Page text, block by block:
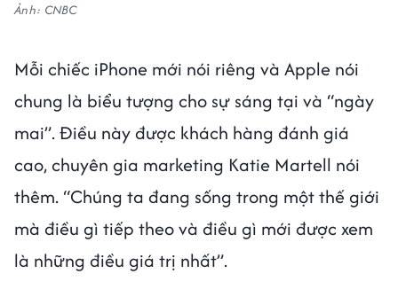
Ảnh: CNBC
Mỗi chiếc iPhone mới nói riêng và Apple nói
chung là biểu tượng cho sự sáng tại và “ngày
mai”. Điều này được khách hàng đánh giá
cao, chuyên gia marketing Katie Martell nói
thêm. “Chúng ta đang sống trong một thế giới
mà điều gì tiếp theo và điều gì mới được xem
là những điều giá trị nhất”.